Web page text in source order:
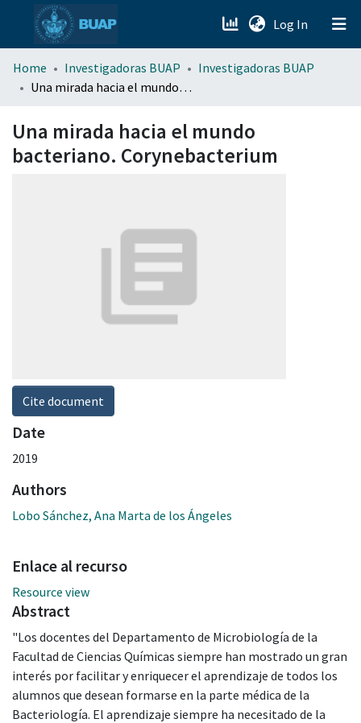
Log In (current)
menu.section.about_menu
Home Investigadoras BUAP
Investigadoras BUAP
Una mirada hacia el mundo bacteriano. Corynebacterium
Una mirada hacia el mundo
bacteriano. Corynebacterium
Cite document
Date
2019
Authors
Lobo Sánchez, Ana Marta de los Ángeles
Enlace al recurso
Resource view
Abstract
"Los docentes del Departamento de Microbiología de la
Facultad de Ciencias Químicas siempre han mostrado un gran
interés por facilitar y enriquecer el aprendizaje de todos los
alumnos que desean formarse en la parte médica de la
Bacteriología. El aprendizaje siempre ha necesitado de la